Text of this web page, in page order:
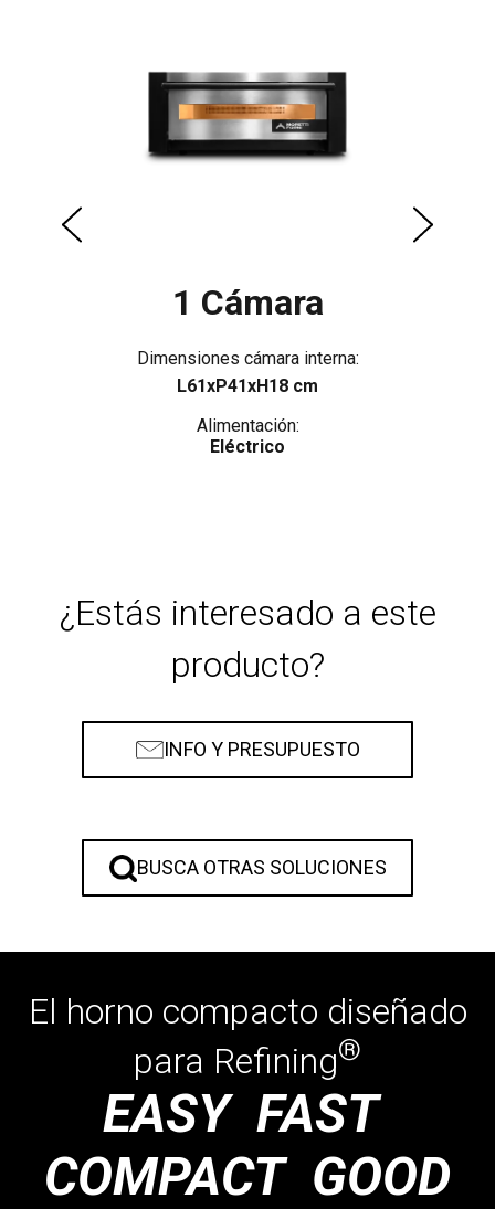
1 Cámara
Dimensiones cámara interna:
L61xP41xH18 cm
Alimentación:
Eléctrico
¿Estás interesado a este
producto?
INFO Y PRESUPUESTO
BUSCA OTRAS SOLUCIONES
El horno compacto diseñado
para Refining®
EASY FAST
COMPACT GOOD